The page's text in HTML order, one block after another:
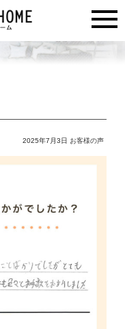
2025年7月3日 お客様の声